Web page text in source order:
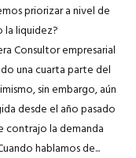
priorizar a nivel de
la liquidez?
Consultor empresarial
una cuarta parte del
sin embargo, aún
desde el año pasado
contrajo la demanda
hablamos de...